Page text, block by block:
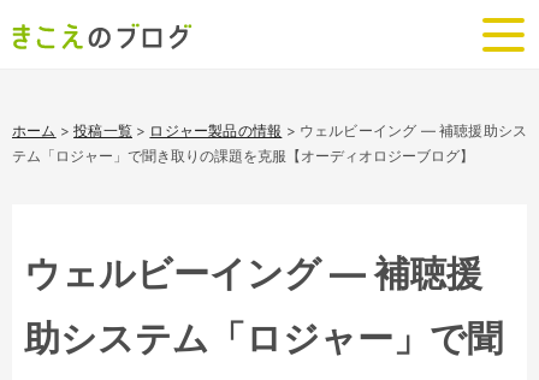
ホーム >投稿一覧> ロジャー製品の情報 > ウェルビーイング ― 補聴援助シス
テム「ロジャー」で聞き取りの課題を克服【オーディオロジーブログ】
ウェルビーイング ― 補聴援
助システム「ロジャー」で聞